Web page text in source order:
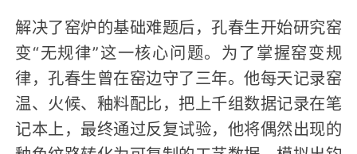
解决了窑炉的基础难题后，孔春生开始研究窑
变“无规律”这一核心问题。为了掌握窑变规
律，孔春生曾在窑边守了三年。他每天记录窑
温、火候、釉料配比，把上千组数据记录在笔
记本上，最终通过反复试验，他将偶然出现的